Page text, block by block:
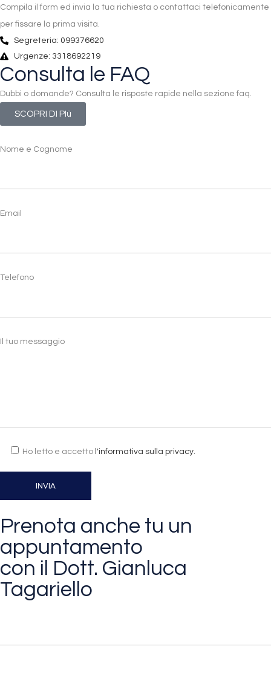
Compila il form ed invia la tua richiesta o contattaci telefonicamente
per fissare la prima visita.
Segreteria: 099376620
Urgenze: 3318692219
Consulta le FAQ
Dubbi o domande? Consulta le risposte rapide nella sezione faq.
SCOPRI DI PIù
Nome e Cognome
Email
Telefono
Il tuo messaggio
Ho letto e accetto l'informativa sulla privacy.
Prenota anche tu un
appuntamento
con il Dott. Gianluca
Tagariello